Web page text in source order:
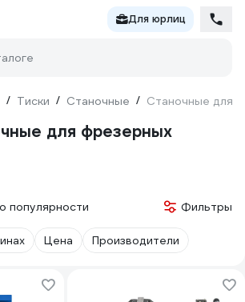
Для юрлиц
/ Тиски / Станочные / Станочные для
для фрезерных
популярности Фильтры
Цена Производители